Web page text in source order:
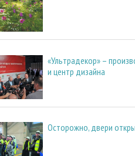
«Ультрадекор» –
и центр дизайна
Осторожно, двери